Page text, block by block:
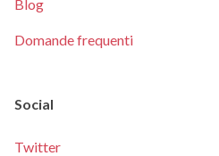
Blog
Domande frequenti
Social
Twitter